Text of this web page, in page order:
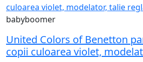
babyboomer
United Colors of Benetton
copii culoarea violet,